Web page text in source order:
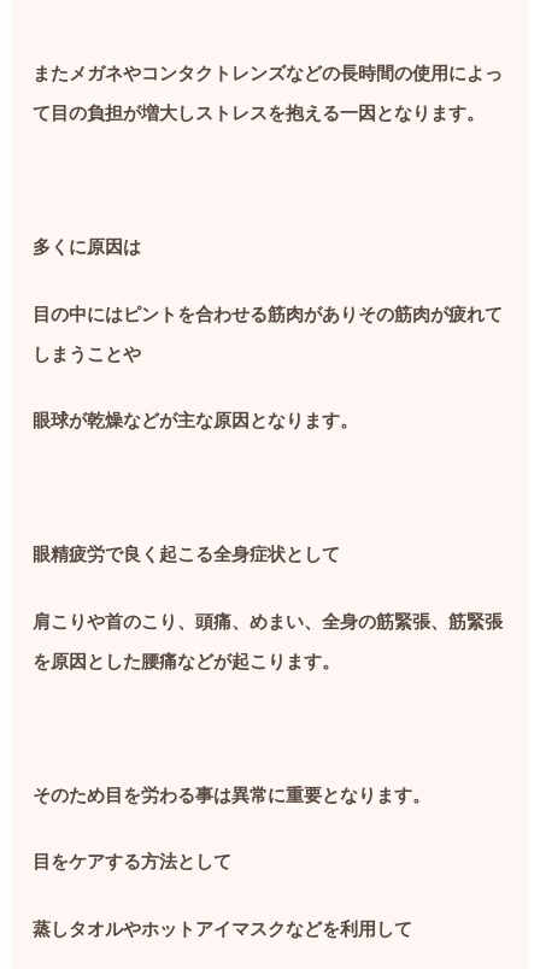
またメガネやコンタクトレンズなどの長時間の使用によっ
て目の負担が増大しストレスを抱える一因となります。
多くに原因は
目の中にはピントを合わせる筋肉がありその筋肉が疲れて
しまうことや
眼球が乾燥などが主な原因となります。
眼精疲労で良く起こる全身症状として
肩こりや首のこり、頭痛、めまい、全身の筋緊張、筋緊張
を原因とした腰痛などが起こります。
そのため目を労わる事は異常に重要となります。
目をケアする方法として
蒸しタオルやホットアイマスクなどを利用して